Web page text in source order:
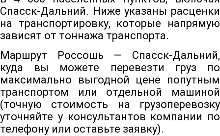
Спасск-Дальний. Ниже указаны расценки
на транспортировку, которые напрямую
зависят от тоннажа транспорта.
Маршрут Россошь — Спасск-Дальний,
куда вы можете перевезти груз по
максимально выгодной цене попутным
транспортом или отдельной машиной
(точную стоимость на грузоперевозку
уточняйте у консультантов компании по
телефону или оставьте заявку).